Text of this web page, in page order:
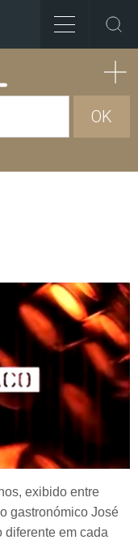
OK
exibido entre
gastronómico José
diferente em cada